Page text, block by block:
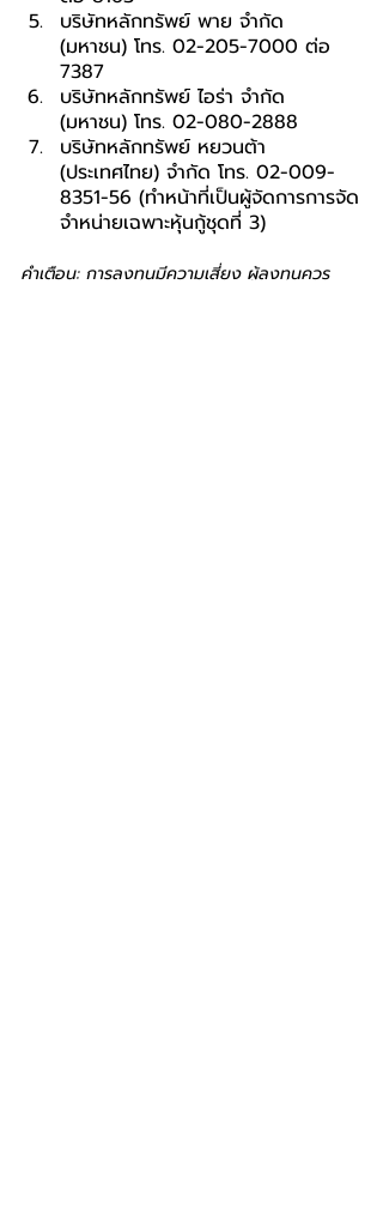
บริษัทหลักทรัพย์ พาย จำกัด
(มหาชน) โทร. 02-205-7000 ต่อ
7387
บริษัทหลักทรัพย์ ไอร่า จำกัด
(มหาชน) โทร. 02-080-2888
บริษัทหลักทรัพย์ หยวนต้า
(ประเทศไทย) จำกัด โทร. 02-009-
8351-56 (ทำหน้าที่เป็นผู้จัดการการจัด
จำหน่ายเฉพาะหุ้นกู้ชุดที่ 3)
คำเตือน: การลงทุนมีความเสี่ยง ผู้ลงทุนควร